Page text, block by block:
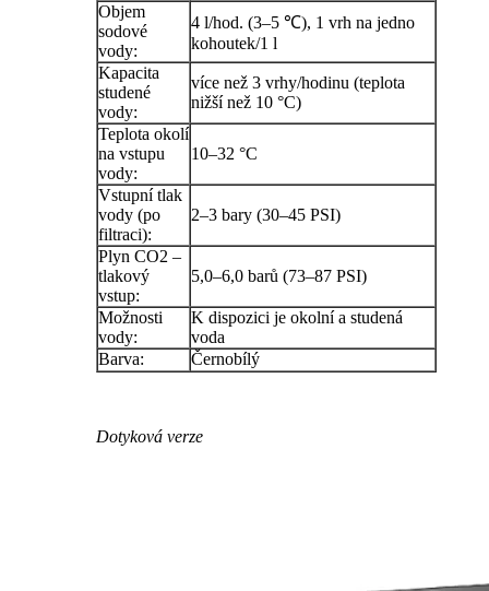
Objem
sodové
vody:
4 l/hod. (3–5 ℃), 1 vrh na jedno
kohoutek/1 l
Kapacita
studené
vody:
více než 3 vrhy/hodinu (teplota
nižší než 10 °C)
Teplota okolí
na vstupu
vody:
10–32 °C
Vstupní tlak
vody (po
filtraci):
2–3 bary (30–45 PSI)
Plyn CO2 –
tlakový
vstup:
5,0–6,0 barů (73–87 PSI)
Možnosti
vody:
K dispozici je okolní a studená
voda
Barva:
Černobílý
Dotyková verze